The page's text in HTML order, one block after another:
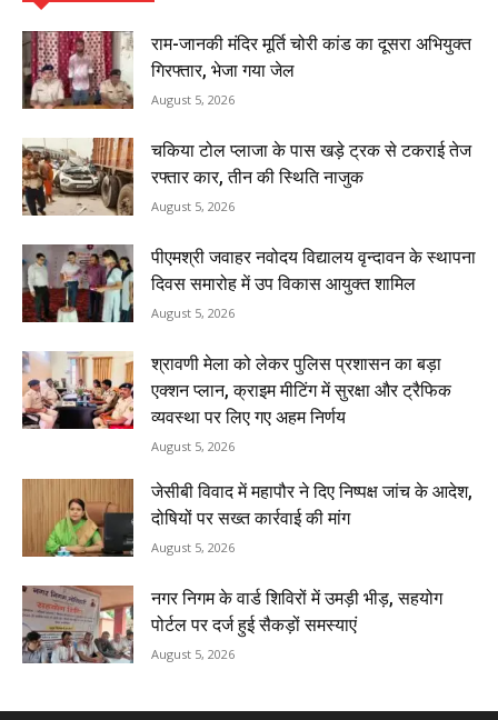
राम-जानकी मंदिर मूर्ति चोरी कांड का दूसरा अभियुक्त
गिरफ्तार, भेजा गया जेल
August 5, 2026
चकिया टोल प्लाजा के पास खड़े ट्रक से टकराई तेज
रफ्तार कार, तीन की स्थिति नाजुक
August 5, 2026
पीएमश्री जवाहर नवोदय विद्यालय वृन्दावन के स्थापना
दिवस समारोह में उप विकास आयुक्त शामिल
August 5, 2026
श्रावणी मेला को लेकर पुलिस प्रशासन का बड़ा
एक्शन प्लान, क्राइम मीटिंग में सुरक्षा और ट्रैफिक
व्यवस्था पर लिए गए अहम निर्णय
August 5, 2026
जेसीबी विवाद में महापौर ने दिए निष्पक्ष जांच के आदेश,
दोषियों पर सख्त कार्रवाई की मांग
August 5, 2026
नगर निगम के वार्ड शिविरों में उमड़ी भीड़, सहयोग
पोर्टल पर दर्ज हुई सैकड़ों समस्याएं
August 5, 2026